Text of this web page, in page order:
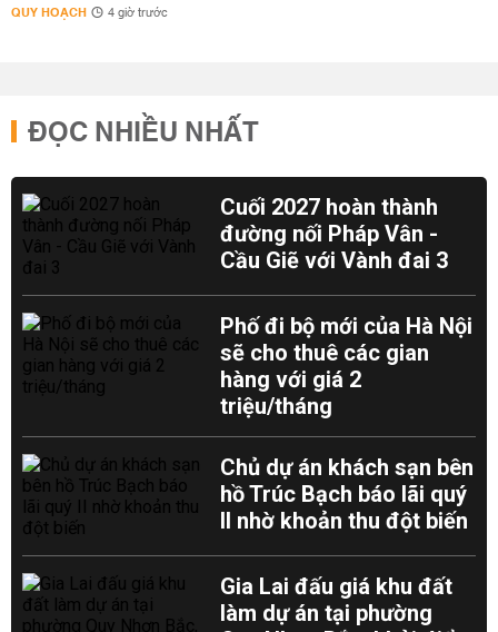
QUY HOẠCH 4 giờ trước
ĐỌC NHIỀU NHẤT
Cuối 2027 hoàn thành
đường nối Pháp Vân -
Cầu Giẽ với Vành đai 3
Phố đi bộ mới của Hà Nội
sẽ cho thuê các gian
hàng với giá 2
triệu/tháng
Chủ dự án khách sạn bên
hồ Trúc Bạch báo lãi quý
II nhờ khoản thu đột biến
Gia Lai đấu giá khu đất
làm dự án tại phường